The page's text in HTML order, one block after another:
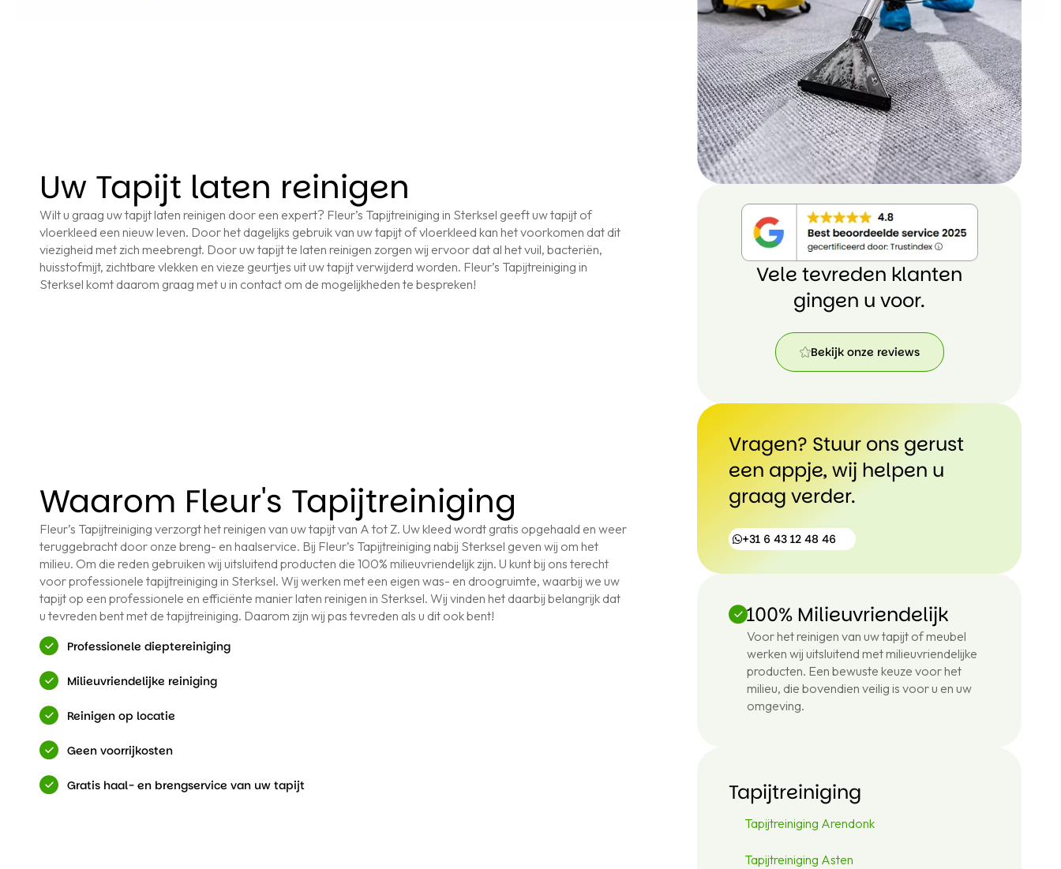
Uw Tapijt laten reinigen
Wilt u graag uw tapijt laten reinigen door een expert? Fleur’s Tapijtreiniging in Sterksel geeft uw tapijt of
vloerkleed een nieuw leven. Door het dagelijks gebruik van uw tapijt of vloerkleed kan het voorkomen dat dit
viezigheid met zich meebrengt. Door uw tapijt te laten reinigen zorgen wij ervoor dat al het vuil, bacteriën,
huisstofmijt, zichtbare vlekken en vieze geurtjes uit uw tapijt verwijderd worden. Fleur’s Tapijtreiniging in
Sterksel komt daarom graag met u in contact om de mogelijkheden te bespreken!
Waarom Fleur's Tapijtreiniging
Fleur’s Tapijtreiniging verzorgt het reinigen van uw tapijt van A tot Z. Uw kleed wordt gratis opgehaald en weer
teruggebracht door onze breng- en haalservice. Bij Fleur’s Tapijtreiniging nabij Sterksel geven wij om het
milieu. Om die reden gebruiken wij uitsluitend producten die 100% milieuvriendelijk zijn. U kunt bij ons terecht
voor professionele tapijtreiniging in Sterksel. Wij werken met een eigen was- en droogruimte, waarbij we uw
tapijt op een professionele en efficiënte manier laten reinigen in Sterksel. Wij vinden het daarbij belangrijk dat
u tevreden bent met de tapijtreiniging. Daarom zijn wij pas tevreden als u dit ook bent!
Professionele dieptereiniging
Milieuvriendelijke reiniging
Reinigen op locatie
Geen voorrijkosten
Gratis haal- en brengservice van uw tapijt
Vele tevreden klanten
gingen u voor.
Bekijk onze reviews
Vragen? Stuur ons gerust
een appje, wij helpen u
graag verder.
+31 6 43 12 48 46
+31
6
43
12
48
46
100% Milieuvriendelijk
Voor het reinigen van uw tapijt of meubel
werken wij uitsluitend met milieuvriendelijke
producten. Een bewuste keuze voor het
milieu, die bovendien veilig is voor u en uw
omgeving.
Tapijtreiniging
Tapijtreiniging Arendonk
Tapijtreiniging Asten